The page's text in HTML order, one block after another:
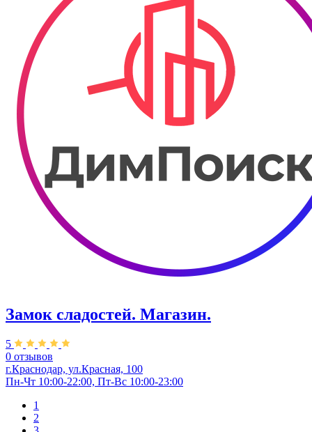
Замок сладостей. ​Магазин.
5
0 отзывов
г.Краснодар, ул.Красная, 100
Пн-Чт 10:00-22:00, Пт-Вс 10:00-23:00
1
2